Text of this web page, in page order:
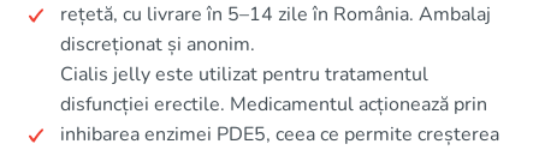
rețetă, cu livrare în 5–14 zile în România. Ambalaj
discreționat și anonim.
Cialis jelly este utilizat pentru tratamentul
disfuncției erectile. Medicamentul acționează prin
inhibarea enzimei PDE5, ceea ce permite creșterea